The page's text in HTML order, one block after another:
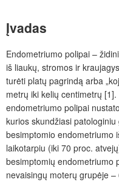
Įvadas
Endometriumo polipai –
iš liaukų, stromos ir
turėti platų pagrindą arba
metrų iki kelių centimetrų
endometriumo polipai
kurios skundžiasi
besimptomio endometriumo
laikotarpiu (iki 70 proc.
besimptomių endometriumo
nevaisingų moterų grupėje